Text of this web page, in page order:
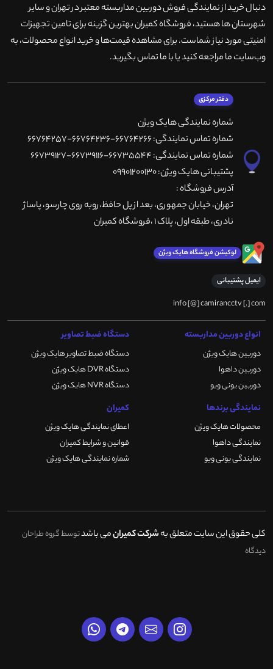
دنبال خرید از نمایندگی فروش دوربین مداربسته معتبر در تهران و سایر
شهرستان ها هستید، فروشگاه کمیران بهترین گزینه برای تامین تجهیزات
امنیتی مورد نیاز شماست. برای مشاهده قیمت‌ها و خرید انواع محصولات، به
وب‌سایت ما مراجعه کنید یا با ما تماس بگیرید.
دفتر مرکزی
شماره نمایندگی هایک ویژن
شماره تماس نمایندگی: 66764266-66764236-66764257
شماره تماس نمایندگی: 66735544-66739116-66739127
پشتیبانی هایک ویژن: 09901200130
آدرس فروشگاه :
تهران، خيابان جمهوری، بعد از پل حافظ،روبه روی چارسو، پاساژ
نادری، طبقه اول، پلاک 1 ،فروشگاه کمیران
لوکیشن فروشگاه هایک ویژن
ایمیل پشتیبانی
info [@] camirancctv [.] com
انواع دوربین مداربسته
دوربین هایک ویژن
دوربین داهوا
دوربین یونی ویو
دستگاه ضبط تصاویر
دستگاه ضبط تصاویر هایک ویژن
دستگاه DVR هایک ویژن
دستگاه NVR هایک ویژن
نمایندگی برندها
محصولات هایک ویژن
نمایندگی داهوا
نمایندگی یونی ویو
کمیران
اعطای نمایندگی هایک ویژن
قوانین و شرایط کمیران
شماره نمایندگی هایک ویژن
کلی حقوق این سایت متعلق بهشرکت کمیرانمی باشدتوسط گروه طراحان
دیدگاه